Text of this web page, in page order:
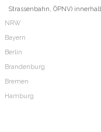
Strassenbahn, ÖPNV)
NRW
Bayern
Berlin
Brandenburg
Bremen
Hamburg